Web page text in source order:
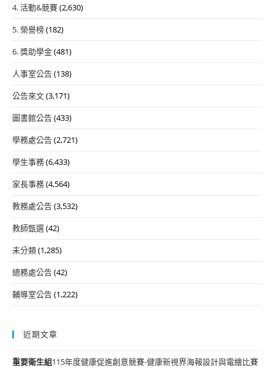
4. 活動&競賽(2,630)
5. 榮譽榜(182)
6. 獎助學金(481)
人事室公告(138)
公告來文(3,171)
圖書館公告(433)
學務處公告(2,721)
學生事務(6,433)
家長事務(4,564)
教務處公告(3,532)
教師甄選(42)
未分類(1,285)
總務處公告(42)
輔導室公告(1,222)
近期文章
重要衛生組115年度健康促進創意競賽-健康新視界海報設計與電繪比賽